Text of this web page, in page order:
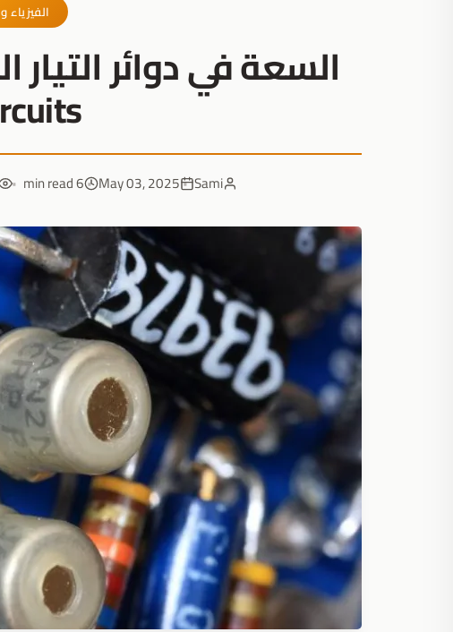
الفيزياء
Sami
May 03, 2025
6 min read